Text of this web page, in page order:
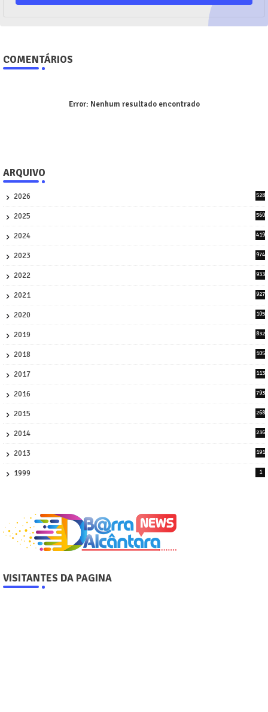
COMENTÁRIOS
Error: Nenhum resultado encontrado
ARQUIVO
2026
528
2025
560
2024
419
2023
974
2022
933
2021
927
2020
105
2019
832
2018
105
2017
113
2016
793
2015
268
2014
236
2013
191
1999 1
VISITANTES DA PAGINA